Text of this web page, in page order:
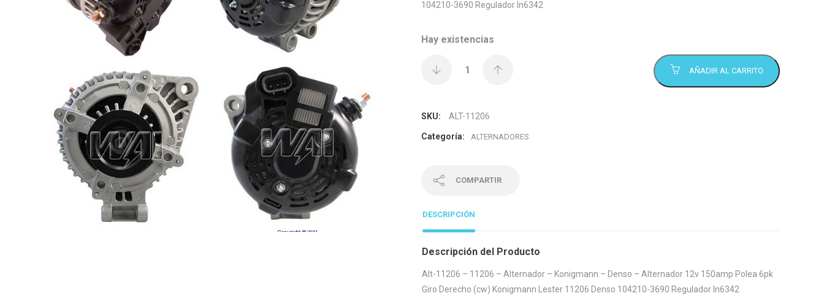
104210-3690 Regulador In6342
Hay existencias
AÑADIR AL CARRITO
SKU: ALT-11206
Categoría: ALTERNADORES
COMPARTIR
DESCRIPCIÓN
Descripción del Producto
Alt-11206 – 11206 – Alternador – Konigmann – Denso – Alternador 12v 150amp Polea 6pk
Giro Derecho (cw) Konigmann Lester 11206 Denso 104210-3690 Regulador In6342